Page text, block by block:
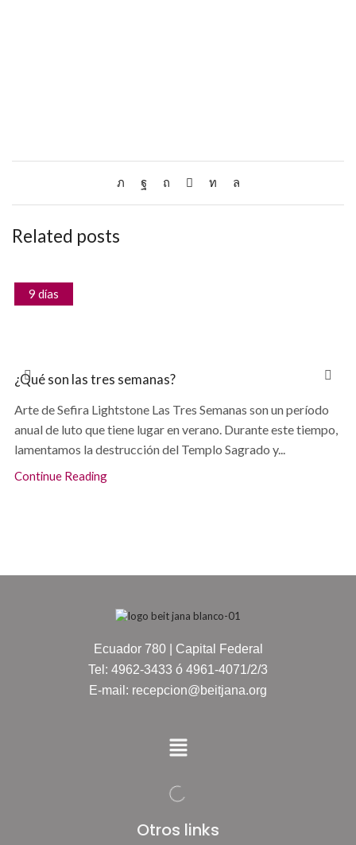
Related posts
9 días
¿Qué son las tres semanas?
Arte de Sefira Lightstone Las Tres Semanas son un período
anual de luto que tiene lugar en verano. Durante este tiempo,
lamentamos la destrucción del Templo Sagrado y...
Continue Reading
Ecuador 780 | Capital Federal
Tel: 4962-3433 ó 4961-4071/2/3
E-mail: recepcion@beitjana.org
Otros links